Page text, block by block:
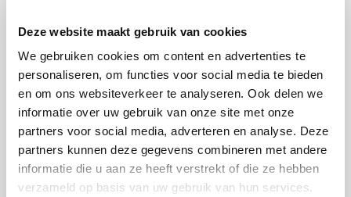
Deze website maakt gebruik van cookies
We gebruiken cookies om content en advertenties te
personaliseren, om functies voor social media te bieden
en om ons websiteverkeer te analyseren. Ook delen we
informatie over uw gebruik van onze site met onze
partners voor social media, adverteren en analyse. Deze
partners kunnen deze gegevens combineren met andere
informatie die u aan ze heeft verstrekt of die ze hebben
verzameld op basis van uw gebruik van hun services.
website om
juiste
rapporten over
het gebruik van
de website te
maken.
rc::c
Google
Deze cookie
wordt gebruikt
Sessie